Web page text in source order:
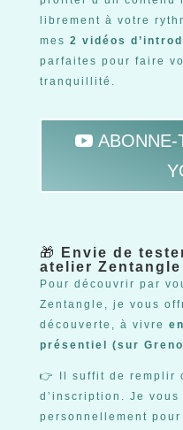
librement à votre
mes 2 vidéos
parfaites pour faire
tranquillité.
ABONNE-
🎁
Envie de
atelier Zentangle
Pour découvrir par
Zentangle, je vous
découverte, à vivre
présentiel (sur
👉 Il suffit de remplir
d’inscription. Je vous
personnellement